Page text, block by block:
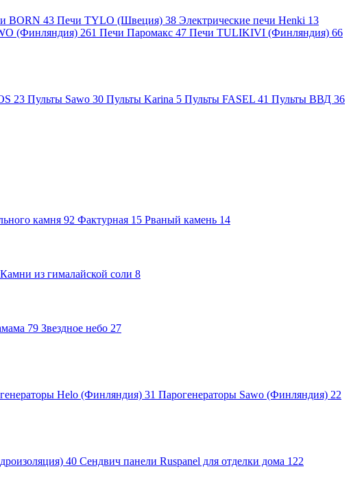
BORN 43 Печи TYLO (Швеция) 38 Электрические печи Henki 13
(Финляндия) 261 Печи Паромакс 47 Печи TULIKIVI (Финляндия) 66
23 Пульты Sawo 30 Пульты Karina 5 Пульты FASEL 41 Пульты ВВД 36
камня 92 Фактурная 15 Рваный камень 14
Камни из гималайской соли 8
79 Звездное небо 27
Helo (Финляндия) 31 Парогенераторы Sawo (Финляндия) 22
40 Сендвич панели Ruspanel для отделки дома 122